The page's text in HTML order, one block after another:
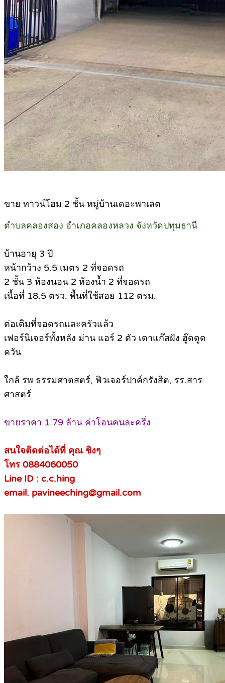
ขาย ทาวน์โฮม 2 ชั้น หมู่บ้านเดอะพาเลต
ตำบลคลองสอง อำเภอคลองหลวง จังหวัดปทุมธานี
บ้านอายุ 3 ปี
หน้ากว้าง 5.5 เมตร 2 ที่จอดรถ
2 ชั้น 3 ห้องนอน 2​ ห้องน้ำ 2 ที่จอดรถ
เนื้อที่ 18.5 ตรว. พื้นที่ใช้สอย 112 ตรม.
ต่อเติมที่จอดรถและครัวแล้ว
เฟอร์นิเจอร์ทั้งหลัง ม่าน แอร์ 2 ตัว เตาแก๊สฝัง ฮู๊ดดูด
ควัน
ใกล้ รพ ธรรมศาตสตร์, ฟิวเจอร์ปาค์กรังสิต, รร.สาร
ศาสตร์
ขายราคา 1.79 ล้าน ค่าโอนคนละครึ่ง
สนใจติดต่อได้ที่ คุณ ชิงๆ
โทร 0884060050
Line ID : c.c.hing
email. pavineeching@gmail.com